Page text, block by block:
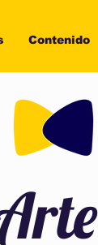
Contenido